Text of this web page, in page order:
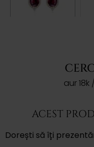
aur
ACEST
Dorești să îți